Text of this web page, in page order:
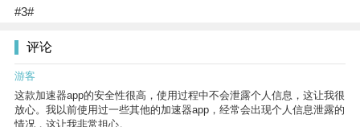
#3#
评论
游客
这款加速器app的安全性很高，使用过程中不会泄露个人信息，这让我很
放心。我以前使用过一些其他的加速器app，经常会出现个人信息泄露的
情况，这让我非常担心。